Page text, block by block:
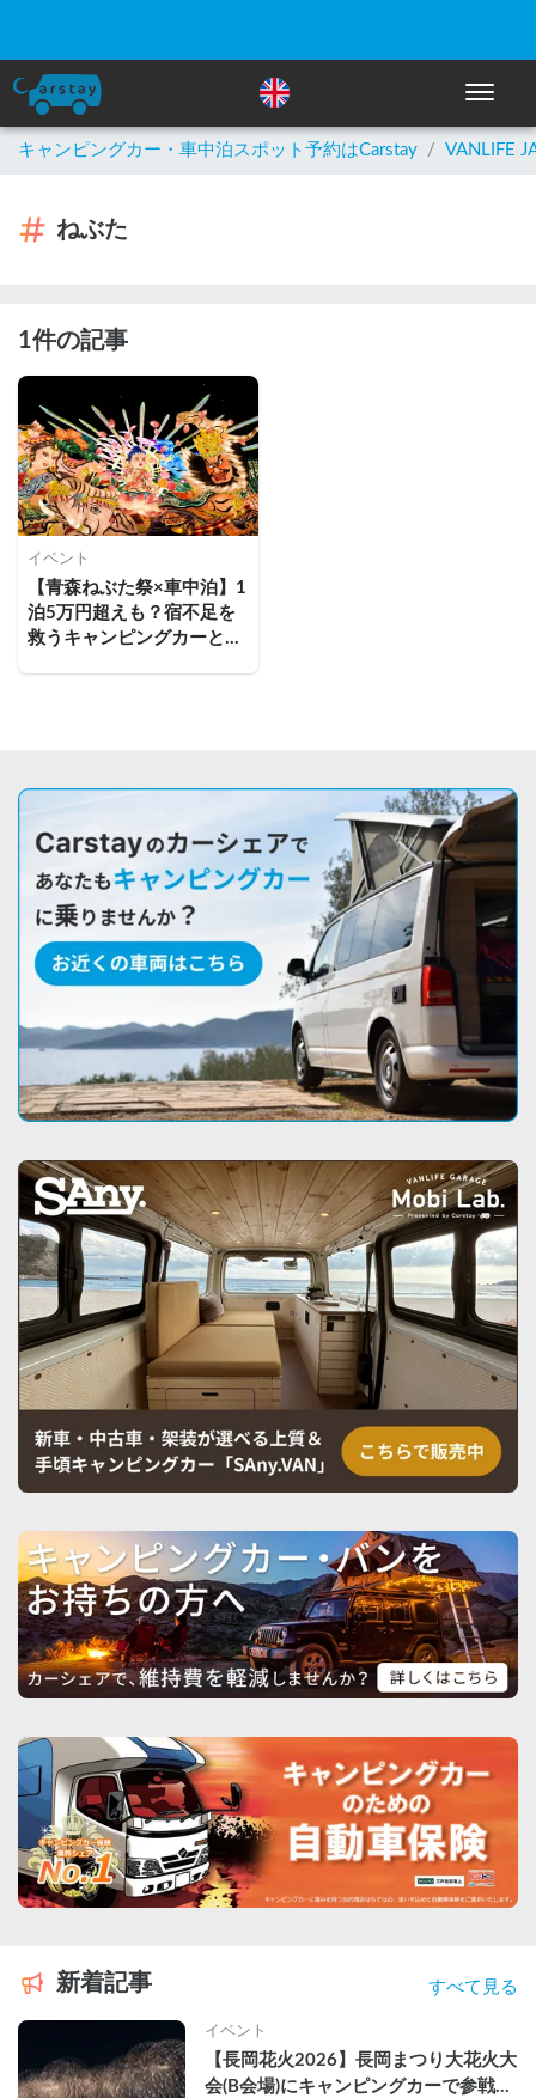
ナビゲ
キャンピングカー・車中泊スポット予約はCarstay / VANLIFE
ねぶた
1件の記事
イベント
【青森ねぶた祭×車中泊】1
泊5万円超えも？宿不足を
救うキャンピングカーとい
新着記事 すべて見る
イベント
【長岡花火2026】長岡まつり大花火大
会(B会場)にキャンピングカーで参戦し